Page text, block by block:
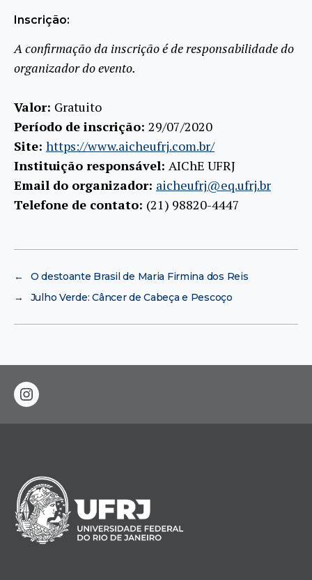
Inscrição:
A confirmação da inscrição é de responsabilidade do
organizador do evento.
Valor: Gratuito
Período de inscrição: 29/07/2020
Site: https://www.aicheufrj.com.br/
Instituição responsável: AIChE UFRJ
Email do organizador: aicheufrj@eq.ufrj.br
Telefone de contato: (21) 98820-4447
←
O destoante Brasil de Maria Firmina dos Reis
→
Julho Verde: Câncer de Cabeça e Pescoço
instagram